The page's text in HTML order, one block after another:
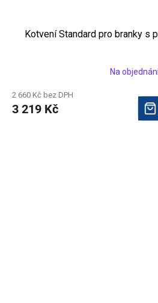
Kotvení Standard pro branky s
Na
2 660 Kč bez DPH
3 219 Kč